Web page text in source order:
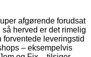
afgørende forudsat
herved er det rimelig
leveringstid
– eksempelvis